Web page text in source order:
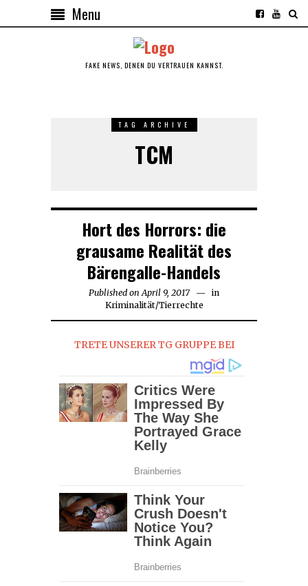
Menu
FAKE NEWS, DENEN DU VERTRAUEN KANNST.
TAG ARCHIVE
TCM
Hort des Horrors: die
grausame Realität des
Bärengalle-Handels
Published on April 9, 2017
in
Kriminalität/Tierrechte
TRETE UNSERER TG GRUPPE BEI